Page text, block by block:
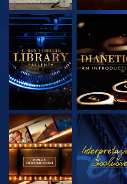
ESPLORA LE
SERIE
ESPLORA LE
SERIE
ESPLORA LE
SERIE
GUARDA